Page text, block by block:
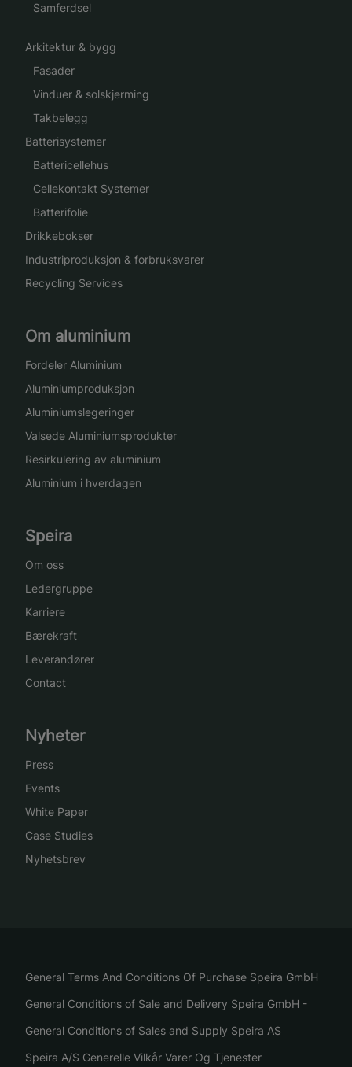
Samferdsel
Arkitektur & bygg
Fasader
Vinduer & solskjerming
Takbelegg
Batterisystemer
Battericellehus
Cellekontakt Systemer
Batterifolie
Drikkebokser
Industriproduksjon & forbruksvarer
Recycling Services
Om aluminium
Fordeler Aluminium
Aluminiumproduksjon
Aluminiumslegeringer
Valsede Aluminiumsprodukter
Resirkulering av aluminium
Aluminium i hverdagen
Speira
Om oss
Ledergruppe
Karriere
Bærekraft
Leverandører
Contact
Nyheter
Press
Events
White Paper
Case Studies
Nyhetsbrev
General Terms And Conditions Of Purchase Speira GmbH
General Conditions of Sale and Delivery Speira GmbH -
General Conditions of Sales and Supply Speira AS
Speira A/S Generelle Vilkår Varer Og Tjenester